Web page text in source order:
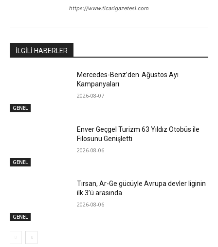
https://www.ticarigazetesi.com
İLGİLİ HABERLER
GENEL
Mercedes-Benz’den Ağustos Ayı
Kampanyaları
2026-08-07
GENEL
Enver Geçgel Turizm 63 Yıldız Otobüs ile
Filosunu Genişletti
2026-08-06
GENEL
Tırsan, Ar-Ge gücüyle Avrupa devler liginin
ilk 3’ü arasında
2026-08-06